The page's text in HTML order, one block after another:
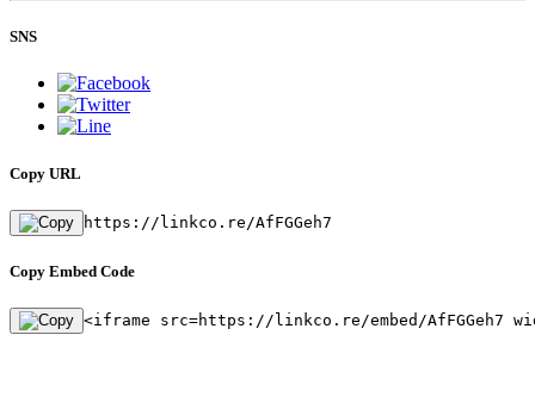
SNS
Copy URL
https://linkco.re/AfFGGeh7
Copy Embed Code
<iframe src=https://linkco.re/embed/AfFGGeh7